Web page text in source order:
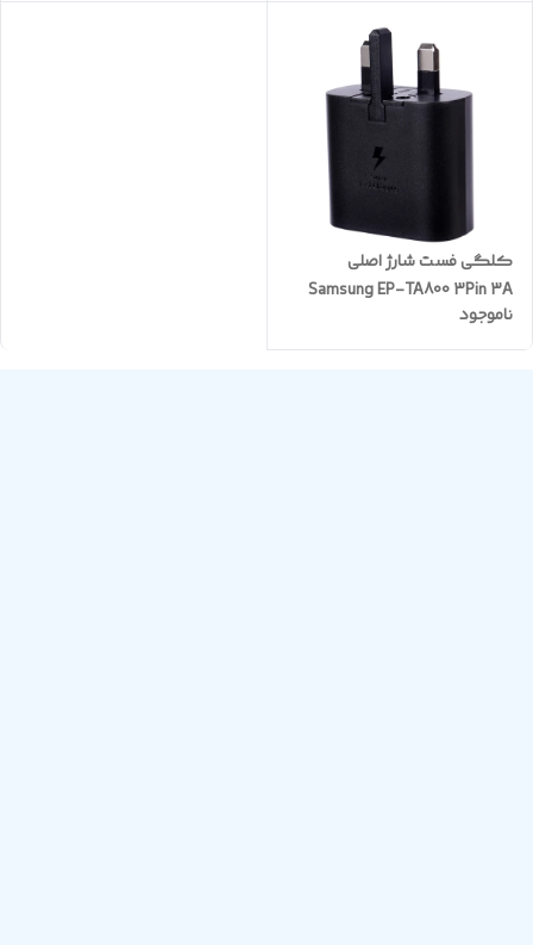
کلگی فست شارژ اصلی
Samsung EP-TA800 3Pin 3A
PD 25W Type-C
ناموجود